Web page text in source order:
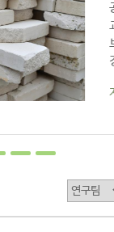
공안전연구소 소속 연
수 연구팀이 협업해 국
강재를 개발해 국내 특
량이면서 고강도와 고
기관 : 건양대학교 산학